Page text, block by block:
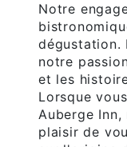
Notre
dégustation.
notre
et les
Lorsque
Auberge
plaisir de